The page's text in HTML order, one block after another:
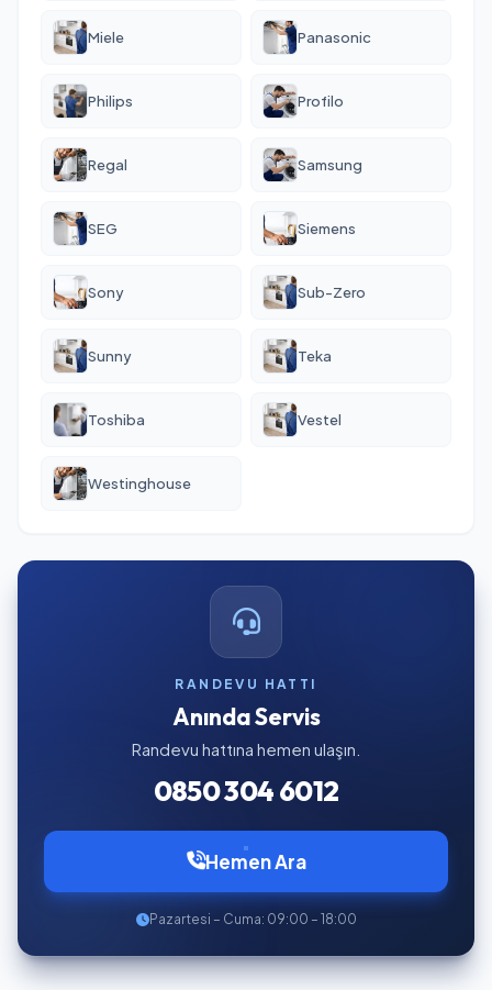
Miele Panasonic
Philips Profilo
Regal Samsung
SEG Siemens
Sony Sub-Zero
Sunny Teka
Toshiba Vestel
Westinghouse
RANDEVU HATTI
Anında Servis
Randevu hattına hemen ulaşın.
0850 304 6012
Hemen Ara
Pazartesi – Cuma: 09:00 – 18:00